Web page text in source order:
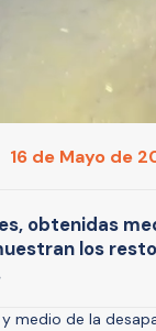
16 de Mayo de
obtenidas
los
medio de la